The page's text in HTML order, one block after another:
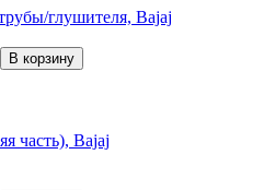
глушителя, Bajaj
В корзину
часть), Bajaj